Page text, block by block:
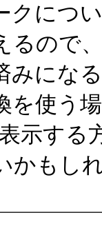
クにつ
るので
みにな
を使う
示する
かもし